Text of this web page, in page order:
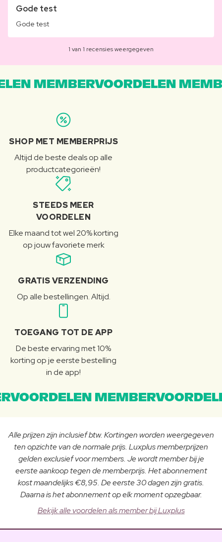
Gode test
Gode test
1 van 1 recensies weergegeven
MEMBERVOORDELEN
SHOP MET MEMBERPRIJS
Altijd de beste deals op alle
productcategorieën!
STEEDS MEER
VOORDELEN
Elke maand tot wel 20% korting
op jouw favoriete merk
GRATIS VERZENDING
Op alle bestellingen. Altijd.
TOEGANG TOT DE APP
De beste ervaring met 10%
korting op je eerste bestelling
in de app!
Alle prijzen zijn inclusief btw. Kortingen worden weergegeven
ten opzichte van de normale prijs. Luxplus memberprijzen
gelden exclusief voor members. Je wordt member bij je
eerste aankoop tegen de memberprijs. Het abonnement
kost maandelijks €8,95. De eerste 30 dagen zijn gratis.
Daarna is het abonnement op elk moment opzegbaar.
Bekijk alle voordelen als member bij Luxplus